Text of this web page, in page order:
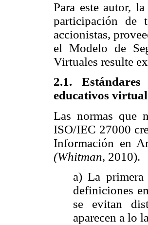
Para este autor,
participación de
accionistas,
el Modelo de
Virtuales resulte
2.1.
educativos
Las normas que
ISO/IEC 27000
Información en
(Whitman, 2010).
a) La
definiciones
se evitan
aparecen a lo